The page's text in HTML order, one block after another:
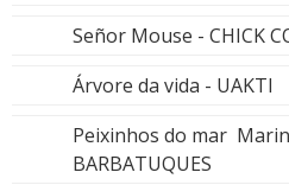
Señor Mouse - CHICK
Árvore da vida - UAKTI
Peixinhos do mar
BARBATUQUES